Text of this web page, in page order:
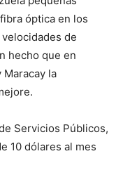
óptica en los
de
hecho que en
Maracay la
Servicios Públicos,
10 dólares al mes